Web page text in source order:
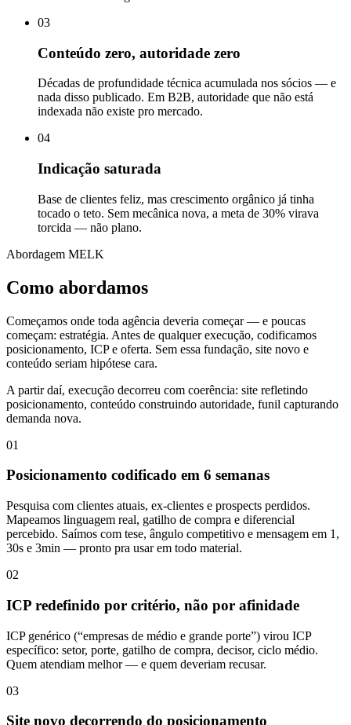
03
Conteúdo zero, autoridade zero
Décadas de profundidade técnica acumulada nos sócios — e
nada disso publicado. Em B2B, autoridade que não está
indexada não existe pro mercado.
04
Indicação saturada
Base de clientes feliz, mas crescimento orgânico já tinha
tocado o teto. Sem mecânica nova, a meta de 30% virava
torcida — não plano.
Abordagem MELK
Como abordamos
Começamos onde toda agência deveria começar — e poucas
começam: estratégia. Antes de qualquer execução, codificamos
posicionamento, ICP e oferta. Sem essa fundação, site novo e
conteúdo seriam hipótese cara.
A partir daí, execução decorreu com coerência: site refletindo
posicionamento, conteúdo construindo autoridade, funil capturando
demanda nova.
01
Posicionamento codificado em 6 semanas
Pesquisa com clientes atuais, ex-clientes e prospects perdidos.
Mapeamos linguagem real, gatilho de compra e diferencial
percebido. Saímos com tese, ângulo competitivo e mensagem em 1,
30s e 3min — pronto pra usar em todo material.
02
ICP redefinido por critério, não por afinidade
ICP genérico (“empresas de médio e grande porte”) virou ICP
específico: setor, porte, gatilho de compra, decisor, ciclo médio.
Quem atendiam melhor — e quem deveriam recusar.
03
Site novo decorrendo do posicionamento